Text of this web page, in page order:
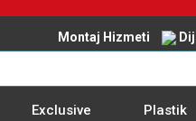
Montaj Hizmeti
Exclusive
Plastik